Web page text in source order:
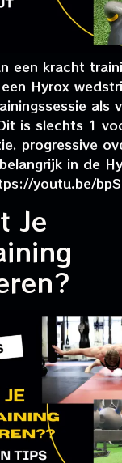
een kracht
Hyrox
als
is slechts 1
progressive
in de
youtu.be/
Je